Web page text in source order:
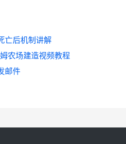
亡后机制讲解
农场建造视频教程
邮件